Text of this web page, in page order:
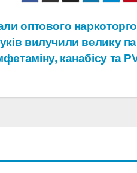
оптового
вилучили велику
канабісу та